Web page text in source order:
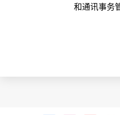
和通讯事务